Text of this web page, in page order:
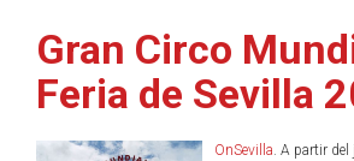
Gran Circo
Feria de Sevilla
OnSevilla. A partir del